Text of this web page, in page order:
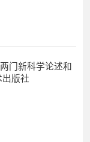
门新科学论述和
版社